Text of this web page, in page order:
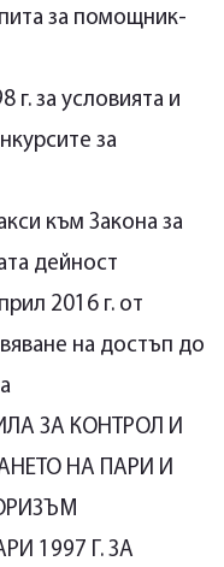
за помощник-
за условията и
за
към Закона за
дейност
2016 г. от
на достъп до
ЗА КОНТРОЛ И
НА ПАРИ И
1997 Г. ЗА